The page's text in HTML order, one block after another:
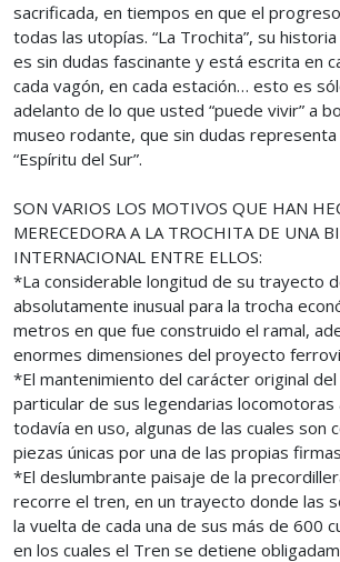
sacrificada, en tiempos en que el
todas las utopías. “La Trochita”, su
es sin dudas fascinante y está escrita en
cada vagón, en cada estación… esto es
adelanto de lo que usted “puede vivir” a
museo rodante, que sin dudas
“Espíritu del Sur”.
SON VARIOS LOS MOTIVOS QUE HAN
MERECEDORA A LA TROCHITA DE UNA
INTERNACIONAL ENTRE ELLOS:
*La considerable longitud de su trayecto
absolutamente inusual para la trocha
metros en que fue construido el ramal,
enormes dimensiones del proyecto
*El mantenimiento del carácter original
particular de sus legendarias
todavía en uso, algunas de las cuales son
piezas únicas por una de las propias
*El deslumbrante paisaje de la
recorre el tren, en un trayecto donde las
la vuelta de cada una de sus más de 600
en los cuales el Tren se detiene